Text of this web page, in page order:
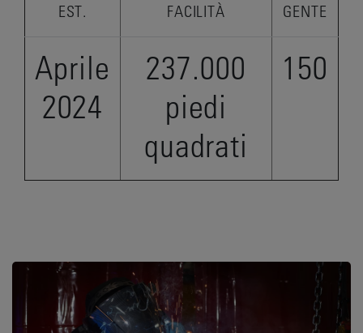
EST. FACILITÀ GENTE
Aprile
2024
237.000
piedi
quadrati
150